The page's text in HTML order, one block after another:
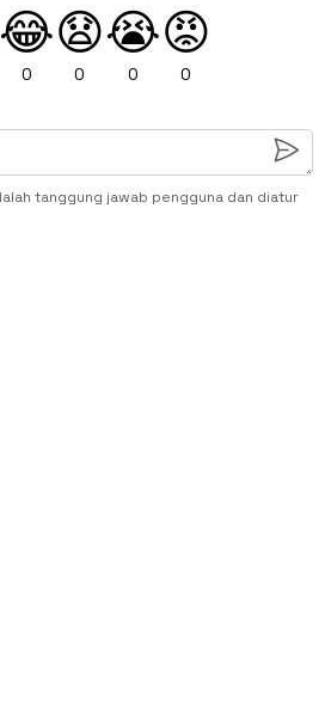
😂
0
😧
0
😭
0
😡
0
tanggung jawab pengguna dan diatur